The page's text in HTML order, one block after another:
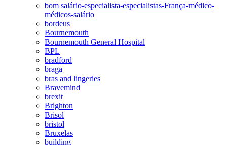
bom salário-especialista-especialistas-França-médico-
médicos-salário
bordeus
Bournemouth
Bournemouth General Hospital
BPL
bradford
braga
bras and lingeries
Bravemind
brexit
Brighton
Brisol
bristol
Bruxelas
building